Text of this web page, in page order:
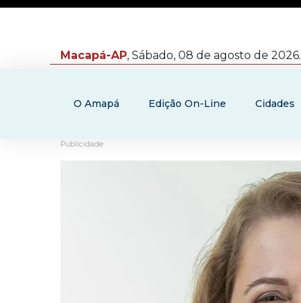
Macapá-AP, Sábado, 08 de agosto de 2026.
O Amapá Edição On-Line Cidades
Publicidade